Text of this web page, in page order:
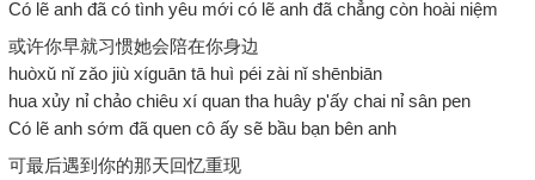
Có lẽ anh đã có tình yêu mới có lẽ anh đã chẳng còn hoài niệm
或许你早就习惯她会陪在你身边
huòxǔ nǐ zǎo jiù xíguān tā huì péi zài nǐ shēnbiān
hua xủy nỉ chảo chiêu xí quan tha huây p'ấy chai nỉ sân pen
Có lẽ anh sớm đã quen cô ấy sẽ bầu bạn bên anh
可最后遇到你的那天回忆重现